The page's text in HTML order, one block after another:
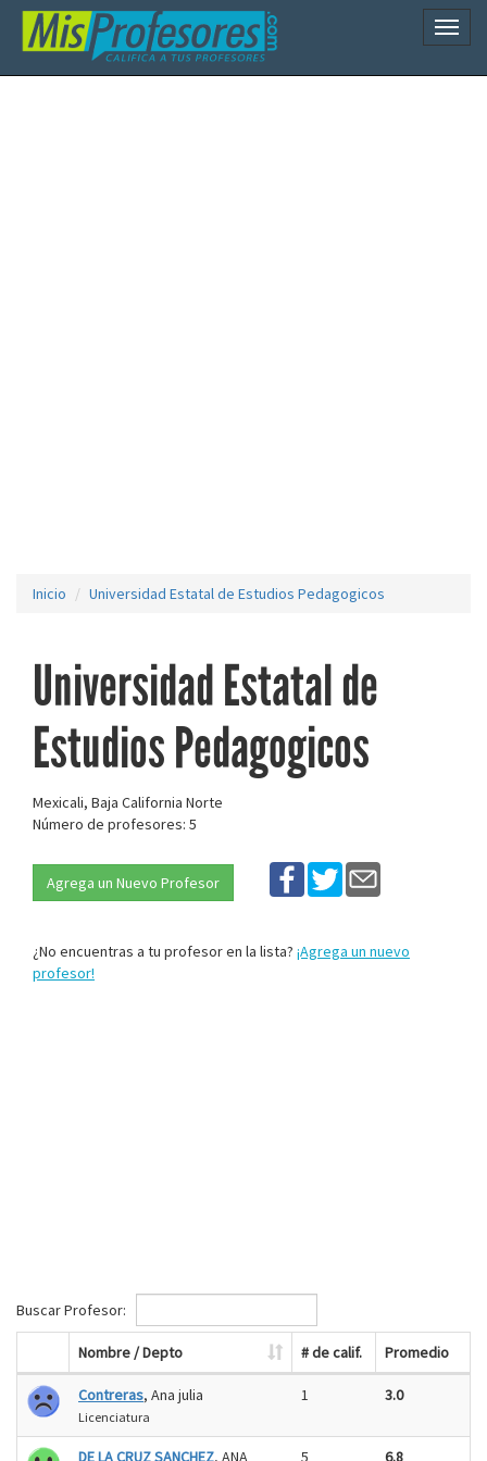
Inicio Universidad Estatal de Estudios Pedagogicos
Universidad Estatal de
Estudios Pedagogicos
Mexicali, Baja California Norte
Número de profesores: 5
Agrega un Nuevo Profesor
¿No encuentras a tu profesor en la lista? ¡Agrega un nuevo
profesor!
Buscar Profesor:
Nombre / Depto # de calif. Promedio
Contreras, Ana julia
Licenciatura
1 3.0
DE LA CRUZ SANCHEZ, ANA 5 6.8